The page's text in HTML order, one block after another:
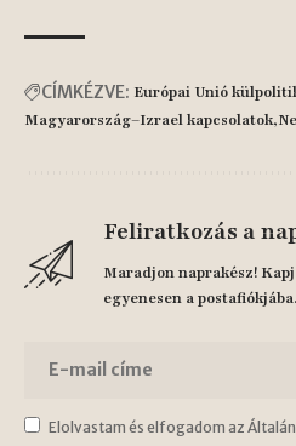
CÍMKÉZVE: Európai Unió
Magyarország–Izrael kapcsolatok
Feliratkozás a
Maradjon naprakész!
egyenesen a postafiókjába.
Elolvastam és elfogadom az